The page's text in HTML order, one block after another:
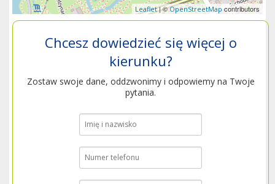
Leaflet| ©OpenStreetMapcontributors
Chcesz dowiedzieć się więcej o
kierunku?
Zostaw swoje dane, oddzwonimy i odpowiemy na Twoje
pytania.